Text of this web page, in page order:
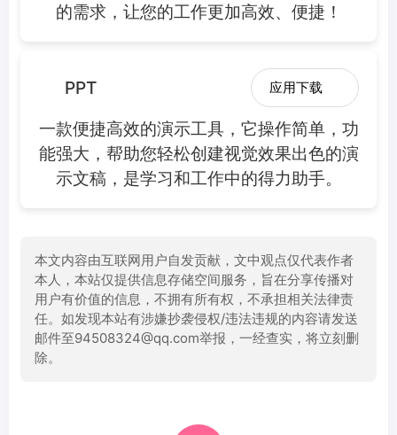
的需求，让您的工作更加高效、便捷！
PPT 应用下载
一款便捷高效的演示工具，它操作简单，功
能强大，帮助您轻松创建视觉效果出色的演
示文稿，是学习和工作中的得力助手。
本文内容由互联网用户自发贡献，文中观点仅代表作者
本人，本站仅提供信息存储空间服务，旨在分享传播对
用户有价值的信息，不拥有所有权，不承担相关法律责
任。如发现本站有涉嫌抄袭侵权/违法违规的内容请发送
邮件至94508324@qq.com举报，一经查实，将立刻删
除。